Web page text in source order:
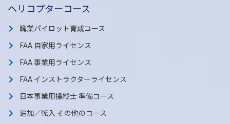
ヘリコプターコース
職業パイロット育成コース
FAA 自家用ライセンス
FAA 事業用ライセンス
FAA インストラクターライセンス
日本事業用操縦士 準備コース
追加／転入 その他のコース